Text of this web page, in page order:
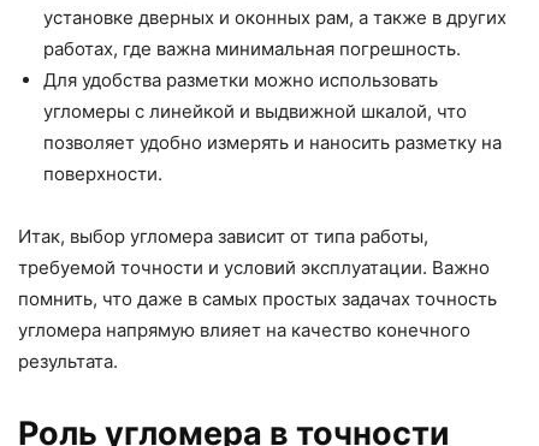
установке дверных и оконных рам, а также в других
работах, где важна минимальная погрешность.
Для удобства разметки можно использовать
угломеры с линейкой и выдвижной шкалой, что
позволяет удобно измерять и наносить разметку на
поверхности.
Итак, выбор угломера зависит от типа работы,
требуемой точности и условий эксплуатации. Важно
помнить, что даже в самых простых задачах точность
угломера напрямую влияет на качество конечного
результата.
Роль угломера в точности